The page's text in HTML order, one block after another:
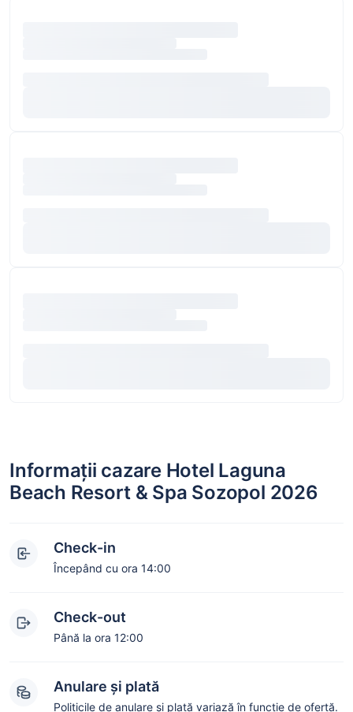
Informații cazare Hotel Laguna
Beach Resort & Spa Sozopol 2026
Check-in
Începând cu ora 14:00
Check-out
Până la ora 12:00
Anulare și plată
Politicile de anulare și plată variază în funcție de ofertă.